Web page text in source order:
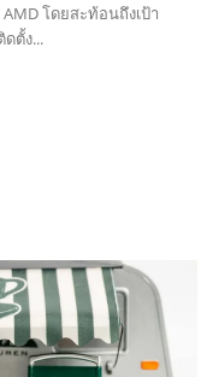
โดยสะท้อนถึงเป้า
ตั้ง...